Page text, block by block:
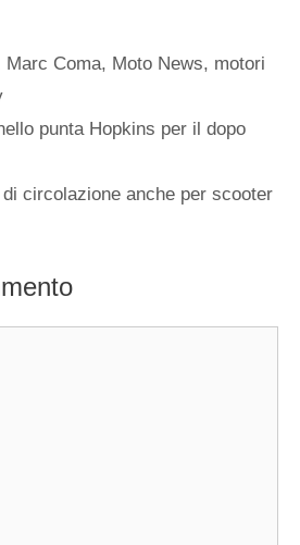
Marc Coma, Moto News, motori
punta Hopkins per il dopo
circolazione anche per scooter